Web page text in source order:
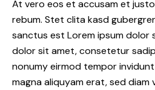
At vero eos et accusam et
rebum. Stet clita kasd
sanctus est Lorem ipsum dolor
dolor sit amet, consetetur
nonumy eirmod tempor
magna aliquyam erat, sed